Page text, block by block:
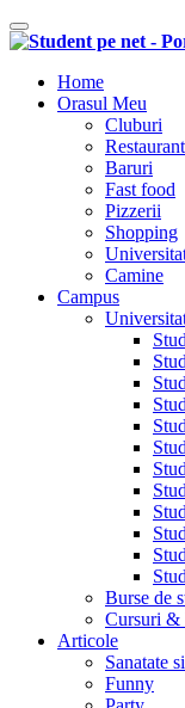
Comutare navigare
Home
Orasul Meu
Cluburi
Baruri
Fast food
Pizzerii
Shopping
Camine
Campus
Burse de
Cursuri &
Articole
Sanatate
Funny